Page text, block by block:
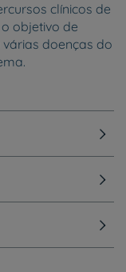
clínicos de
objetivo de
doenças do